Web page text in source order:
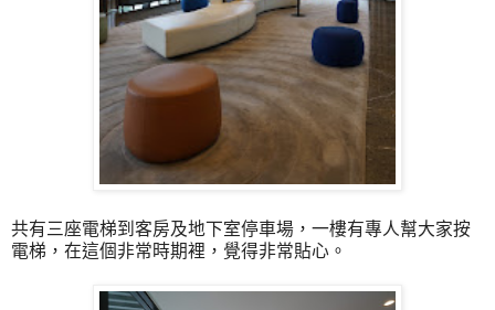
共有三座電梯到客房及地下室停車場，一樓有專人幫大家按
電梯，在這個非常時期裡，覺得非常貼心。